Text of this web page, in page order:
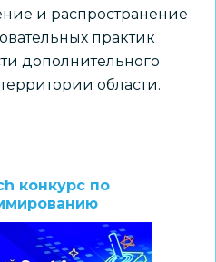
и распространение
практик
дополнительного
области.
конкурс по